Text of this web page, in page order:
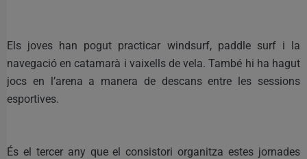
Els joves han pogut practicar windsurf, paddle surf i la
navegació en catamarà i vaixells de vela. També hi ha hagut
jocs en l’arena a manera de descans entre les sessions
esportives.
És el tercer any que el consistori organitza estes jornades